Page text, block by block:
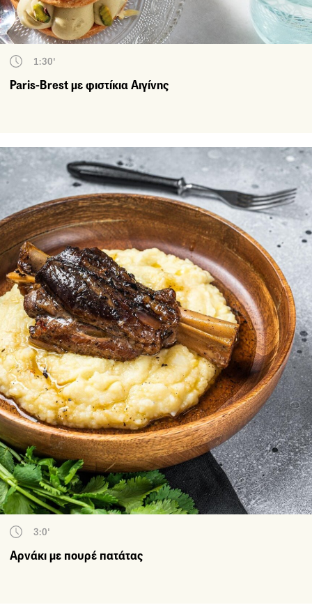
1:30'
Paris-Brest με φιστίκια Αιγίνης
3:0'
Αρνάκι με πουρέ πατάτας